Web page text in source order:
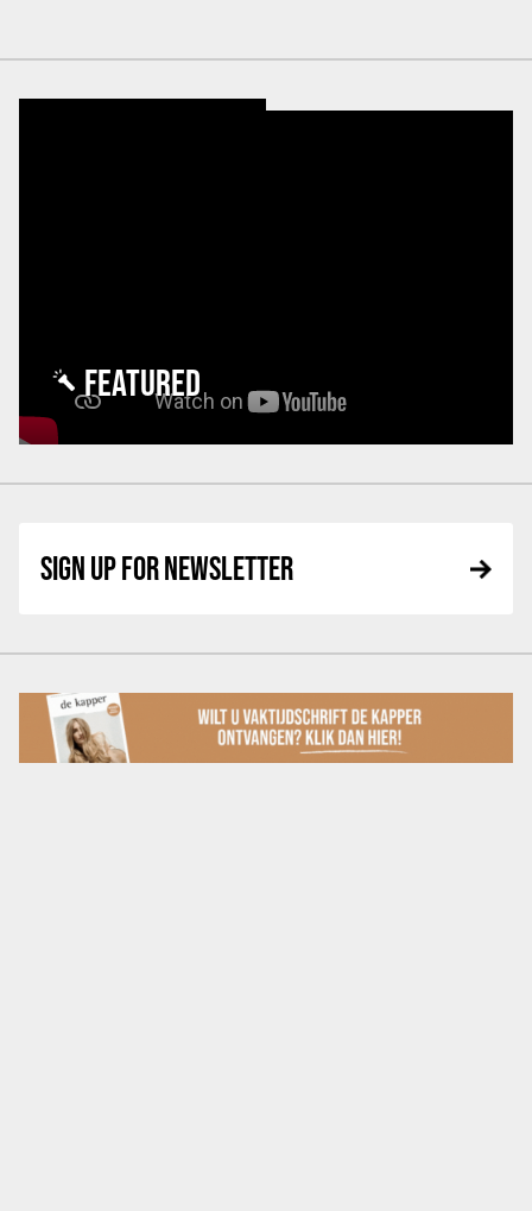
FEATURED
SIGN UP FOR NEWSLETTER